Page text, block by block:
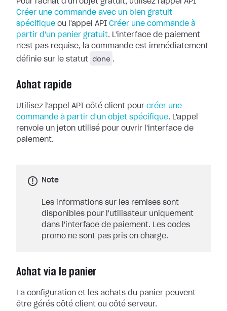
Pour l'achat d'un objet gratuit, utilisez l'appel API
Créer une commande avec un bien gratuit
spécifique ou l'appel API Créer une commande à
partir d'un panier gratuit. L'interface de paiement
n'est pas requise, la commande est immédiatement
définie sur le statut
done .
Achat rapide
Utilisez l'appel API côté client pour créer une
commande à partir d'un objet spécifique. L'appel
renvoie un jeton utilisé pour ouvrir l'interface de
paiement.
Note
Les informations sur les remises sont
disponibles pour l'utilisateur uniquement
dans l'interface de paiement. Les codes
promo ne sont pas pris en charge.
Achat via le panier
La configuration et les achats du panier peuvent
être gérés côté client ou côté serveur.